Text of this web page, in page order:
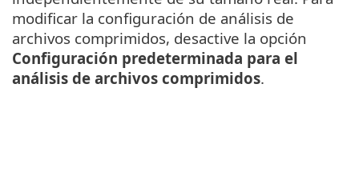
modificar la configuración de análisis de
archivos comprimidos, desactive la opción
Configuración predeterminada para el
análisis de archivos comprimidos.